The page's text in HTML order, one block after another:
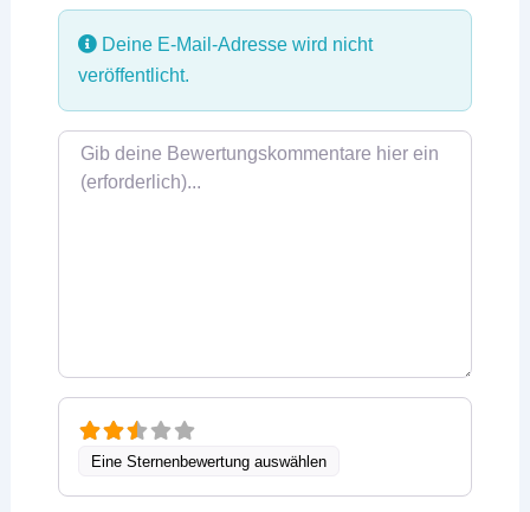
Deine E-Mail-Adresse wird nicht
veröffentlicht.
Rezensionstext
Eine Sternenbewertung auswählen